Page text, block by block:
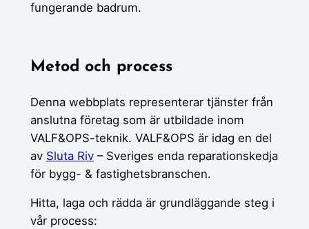
fungerande badrum.
Metod och process
Denna webbplats representerar tjänster från
anslutna företag som är utbildade inom
VALF&OPS-teknik. VALF&OPS är idag en del
av Sluta Riv– Sveriges enda reparationskedja
för bygg- & fastighetsbranschen.
Hitta, laga och rädda är grundläggande steg i
vår process: